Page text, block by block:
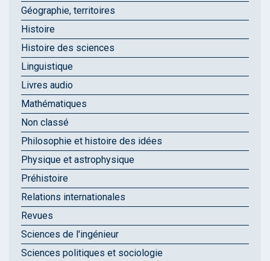
Géographie, territoires
Histoire
Histoire des sciences
Linguistique
Livres audio
Mathématiques
Non classé
Philosophie et histoire des idées
Physique et astrophysique
Préhistoire
Relations internationales
Revues
Sciences de l'ingénieur
Sciences politiques et sociologie